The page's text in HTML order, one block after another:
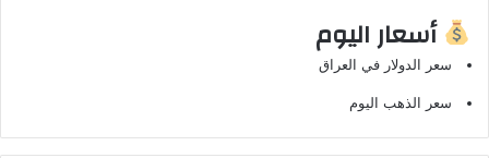
أسعار اليوم
سعر الدولار في العراق
سعر الذهب اليوم